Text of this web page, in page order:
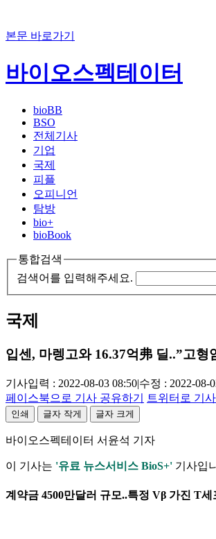
본문 바로가기
바이오스펙테이터
bioBB
BSO
전체기사
기업
국제
피플
오피니언
탐방
bio+
bioBook
통합검색
검색어를 입력해주세요.
국제
입센, 마렝고와 16.37억弗 딜..”고형
기사입력 : 2022-08-03 08:50|수정 : 2022-08-
페이스북으로 기사 공유하기
트위터로 기
인쇄 글자 작게 글자 크게
바이오스펙테이터 서윤석 기자
이 기사는 '유료 뉴스서비스 BioS+' 기사입
계약금 4500만달러 규모..특정 Vβ 가진 T